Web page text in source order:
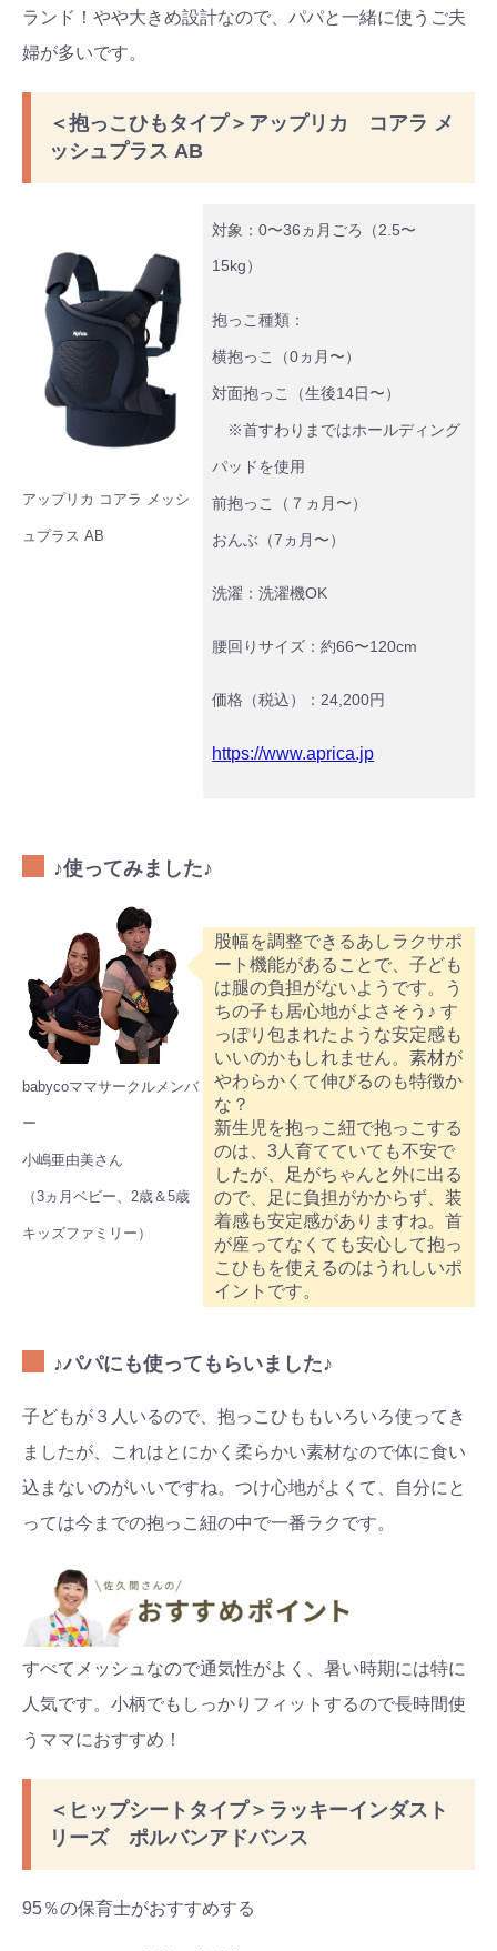
ランド！やや大きめ設計なので、パパと一緒に使うご夫
婦が多いです。
＜抱っこひもタイプ＞アップリカ コアラ メ
ッシュプラス AB
アップリカ コアラ メッシ
ュプラス AB
対象：0〜36ヵ月ごろ（2.5〜
15kg）
抱っこ種類：
横抱っこ（0ヵ月〜）
対面抱っこ（生後14日〜）
※首すわりまではホールディング
パッドを使用
前抱っこ（７ヵ月〜）
おんぶ（7ヵ月〜）
洗濯：洗濯機OK
腰回りサイズ：約66〜120cm
価格（税込）：24,200円
https://www.aprica.jp
♪使ってみました♪
babycoママサークルメンバ
ー
小嶋亜由美さん
（3ヵ月ベビー、2歳＆5歳
キッズファミリー）
股幅を調整できるあしラクサポ
ート機能があることで、子ども
は腿の負担がないようです。う
ちの子も居心地がよさそう♪ す
っぽり包まれたような安定感も
いいのかもしれません。素材が
やわらかくて伸びるのも特徴か
な？
新生児を抱っこ紐で抱っこする
のは、3人育てていても不安で
したが、足がちゃんと外に出る
ので、足に負担がかからず、装
着感も安定感がありますね。首
が座ってなくても安心して抱っ
こひもを使えるのはうれしいポ
イントです。
♪パパにも使ってもらいました♪
子どもが３人いるので、抱っこひももいろいろ使ってき
ましたが、これはとにかく柔らかい素材なので体に食い
込まないのがいいですね。つけ心地がよくて、自分にと
っては今までの抱っこ紐の中で一番ラクです。
すべてメッシュなので通気性がよく、暑い時期には特に
人気です。小柄でもしっかりフィットするので長時間使
うママにおすすめ！
＜ヒップシートタイプ＞ラッキーインダスト
リーズ ポルバンアドバンス
95％の保育士がおすすめする
#出産準備 #習いごと
#発達
#離乳食
学び 暮らし